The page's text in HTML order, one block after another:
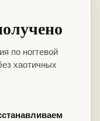
по ногтевой
хаотичных